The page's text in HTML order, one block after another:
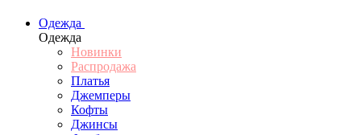
Одежда
Одежда
Новинки
Распродажа
Платья
Джемперы
Кофты
Джинсы